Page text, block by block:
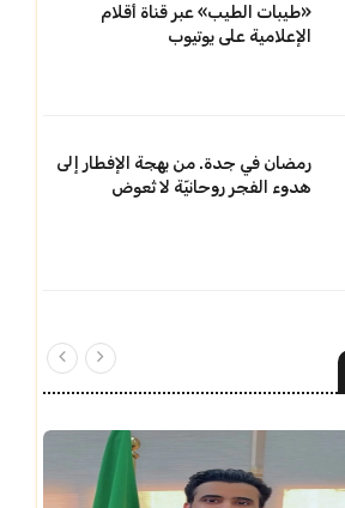
«طيبات الطيب» عبر قناة أقلام
الإعلامية على يوتيوب
رمضان في جدة. من بهجة الإفطار إلى
هدوء الفجر روحانيّة لا تُعوض